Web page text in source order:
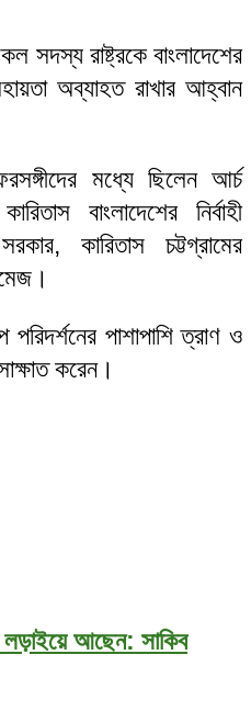
সদস্য রাষ্ট্রকে বাংলাদেশের
অব্যাহত রাখার আহ্বান
মধ্যে ছিলেন আর্চ
বাংলাদেশের নির্বাহী
কারিতাস চট্টগ্রামের
পাশাপাশি ত্রাণ ও
করেন।
লড়াইয়ে আছেন: সাকিব